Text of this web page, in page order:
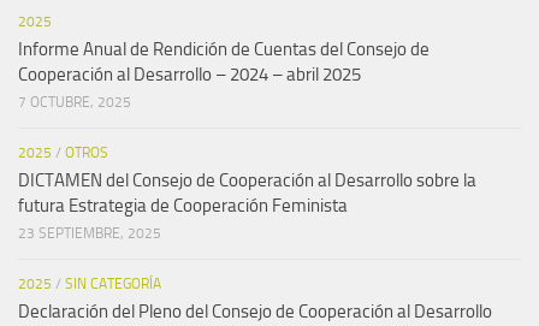
2025
Informe Anual de Rendición de Cuentas del Consejo de
Cooperación al Desarrollo – 2024 – abril 2025
7 OCTUBRE, 2025
2025 / OTROS
DICTAMEN del Consejo de Cooperación al Desarrollo sobre la
futura Estrategia de Cooperación Feminista
23 SEPTIEMBRE, 2025
2025 / SIN CATEGORÍA
Declaración del Pleno del Consejo de Cooperación al Desarrollo